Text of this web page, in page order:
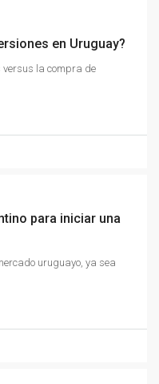
en Uruguay?
la compra de
para iniciar una
uruguayo, ya sea